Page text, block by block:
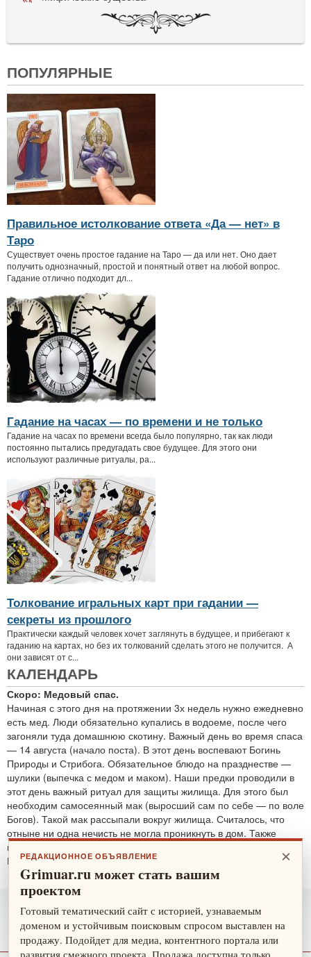
ПОПУЛЯРНЫЕ
Правильное истолкование ответа «Да — нет» в
Таро
Существует очень простое гадание на Таро — да или нет. Оно дает
получить однозначный, простой и понятный ответ на любой вопрос.
Гадание отлично подходит дл...
Гадание на часах — по времени и не только
Гадание на часах по времени всегда было популярно, так как люди
постоянно пытались предугадать свое будущее. Для этого они
используют различные ритуалы, ра...
Толкование игральных карт при гадании —
секреты из прошлого
Практически каждый человек хочет заглянуть в будущее, и прибегают к
гаданию на картах, но без их толкований сделать этого не получится. А
они зависят от с...
КАЛЕНДАРЬ
Скоро: Медовый спас.
Начиная с этого дня на протяжении 3х недель нужно ежедневно
есть мед. Люди обязательно купались в водоеме, после чего
загоняли туда домашнюю скотину. Важный день во время спаса
— 14 августа (начало поста). В этот день воспевают Богинь
Природы и Стрибога. Обязательное блюдо на празднестве —
шулики (выпечка с медом и маком). Наши предки проводили в
этот день важный ритуал для защиты жилища. Для этого был
необходим самосеянный мак (выросший сам по себе — по воле
Богов). Такой мак рассыпали вокруг жилища. Считалось, что
отныне ни одна нечисть не могла проникнуть в дом. Также
проводятся обряды для защиты от злобных духов.
По теме:защитные ритуалы ×
РЕДАКЦИОННОЕ ОБЪЯВЛЕНИЕ
Grimuar.ru может стать вашим
проектом
Готовый тематический сайт с историей, узнаваемым
доменом и устойчивым поисковым спросом выставлен на
продажу. Подойдет для медиа, контентного портала или
развития смежного проекта. Продажа доступна только